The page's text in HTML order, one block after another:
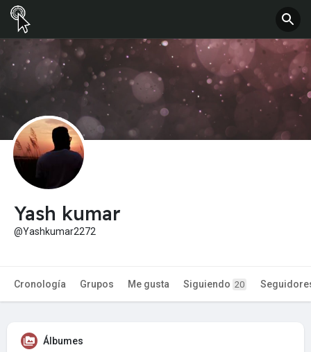
Yash kumar
@Yashkumar2272
Cronología Grupos Me gusta Siguiendo 20
Álbumes